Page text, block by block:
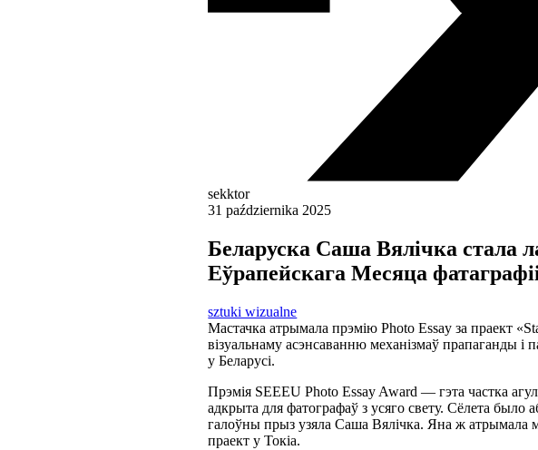
sekktor
31 października 2025
Беларуска Саша Вялічка стала
Еўрапейскага Месяца
sztuki wizualne
Мастачка атрымала прэмію Photo Essay за праект
візуальнаму асэнсаванню механізмаў прапаганды і
у Беларусі.
Прэмія SEEEU Photo Essay Award — гэта частка
адкрыта для фатографаў з усяго свету. Сёлета
галоўны прыз узяла Саша Вялічка. Яна ж атрымала
праект у Токіа.